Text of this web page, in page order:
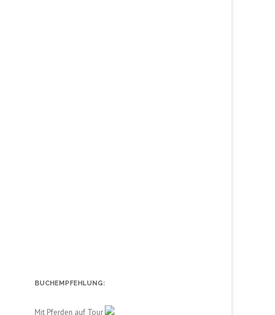
BUCHEMPFEHLUNG:
Mit Pferden auf Tour